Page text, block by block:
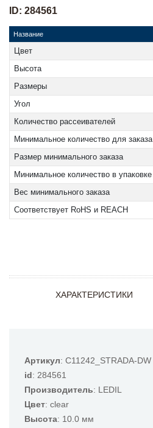
ID: 284561
Название
Цвет
Высота
Размеры
Угол
Количество рассеивателей
Минимальное количество для заказа
Размер минимального заказа
Минимальное количество в упаковке
Вес минимального заказа
Соответствует RoHS и REACH
ХАРАКТЕРИСТИКИ
Артикул: C11242_STRADA-DW
id: 284561
Производитель: LEDIL
Цвет: clear
Высота: 10.0 мм